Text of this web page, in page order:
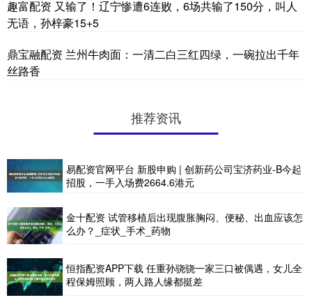
趣富配资 又输了！辽宁惨遭6连败，6场共输了150分，叫人
无语，孙梓豪15+5
鼎宝融配资 兰州牛肉面：一清二白三红四绿，一碗拉出千年
丝路香
推荐资讯
易配资官网平台 新股申购 | 创新药公司宝济药业-B今起
招股，一手入场费2664.6港元
金十配资 试管移植后出现腹胀胸闷、便秘、出血应该怎
么办？_症状_手术_药物
恒指配资APP下载 任重孙骁骁一家三口被偶遇，女儿全
程保姆照顾，两人路人缘都挺差